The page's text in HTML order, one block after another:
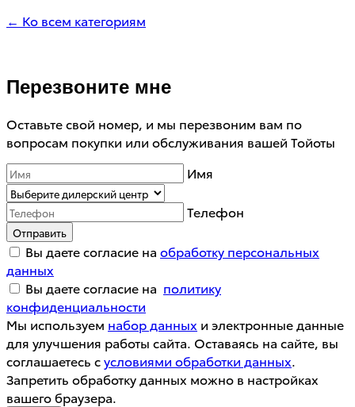
← Ко всем категориям
Перезвоните мне
Оставьте свой номер, и мы перезвоним вам по
вопросам покупки или обслуживания вашей Тойоты
Имя
Телефон
Отправить
Вы даете согласие на обработку персональных
данных
Вы даете согласие на политику
конфиденциальности
Мы используем набор данных и электронные данные
для улучшения работы сайта. Оставаясь на сайте, вы
соглашаетесь сусловиями обработки данных.
Запретить обработку данных можно в настройках
вашего браузера.